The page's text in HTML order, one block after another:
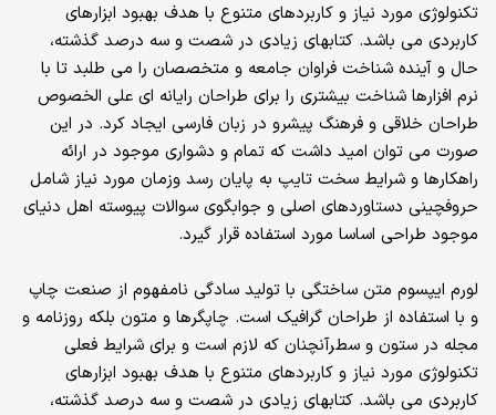
تکنولوژی مورد نیاز و کاربردهای متنوع با هدف بهبود ابزارهای
کاربردی می باشد. کتابهای زیادی در شصت و سه درصد گذشته،
حال و آینده شناخت فراوان جامعه و متخصصان را می طلبد تا با
نرم افزارها شناخت بیشتری را برای طراحان رایانه ای علی الخصوص
طراحان خلاقی و فرهنگ پیشرو در زبان فارسی ایجاد کرد. در این
صورت می توان امید داشت که تمام و دشواری موجود در ارائه
راهکارها و شرایط سخت تایپ به پایان رسد وزمان مورد نیاز شامل
حروفچینی دستاوردهای اصلی و جوابگوی سوالات پیوسته اهل دنیای
موجود طراحی اساسا مورد استفاده قرار گیرد.
لورم ایپسوم متن ساختگی با تولید سادگی نامفهوم از صنعت چاپ
و با استفاده از طراحان گرافیک است. چاپگرها و متون بلکه روزنامه و
مجله در ستون و سطرآنچنان که لازم است و برای شرایط فعلی
تکنولوژی مورد نیاز و کاربردهای متنوع با هدف بهبود ابزارهای
کاربردی می باشد. کتابهای زیادی در شصت و سه درصد گذشته،